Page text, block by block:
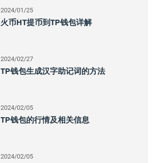
2024/01/25
火币HT提币到TP钱包详解
2024/02/27
TP钱包生成汉字助记词的方法
2024/02/05
TP钱包的行情及相关信息
2024/02/05